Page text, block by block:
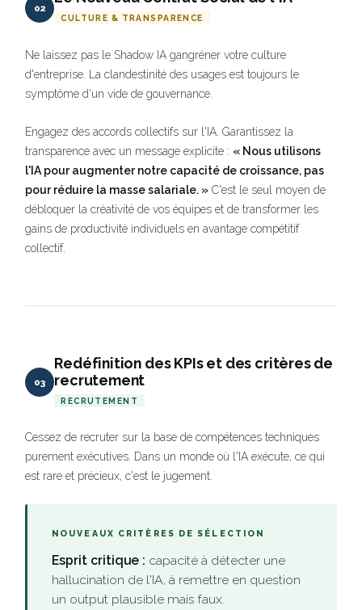
02
CULTURE & TRANSPARENCE
Ne laissez pas le Shadow IA gangréner votre culture
d'entreprise. La clandestinité des usages est toujours le
symptôme d'un vide de gouvernance.
Engagez des accords collectifs sur l'IA. Garantissez la
transparence avec un message explicite : « Nous utilisons
l'IA pour augmenter notre capacité de croissance, pas
pour réduire la masse salariale. » C'est le seul moyen de
débloquer la créativité de vos équipes et de transformer les
gains de productivité individuels en avantage compétitif
collectif.
03
Redéfinition des KPIs et des critères de
recrutement
RECRUTEMENT
Cessez de recruter sur la base de compétences techniques
purement exécutives. Dans un monde où l'IA exécute, ce qui
est rare et précieux, c'est le jugement.
NOUVEAUX CRITÈRES DE SÉLECTION
Esprit critique : capacité à détecter une
hallucination de l'IA, à remettre en question
un output plausible mais faux.